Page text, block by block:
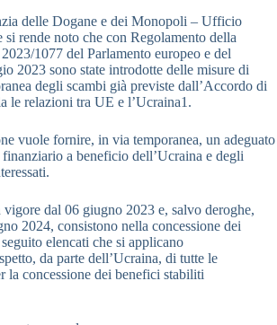
delle Dogane e dei Monopoli – Ufficio
rende noto che con Regolamento della
1077 del Parlamento europeo e del
2023 sono state introdotte delle misure di
degli scambi già previste dall’Accordo di
le relazioni tra UE e l’Ucraina1.
vuole fornire, in via temporanea, un adeguato
a beneficio dell’Ucraina e degli
dal 06 giugno 2023 e, salvo deroghe,
2024, consistono nella concessione dei
elencati che si applicano
da parte dell’Ucraina, di tutte le
la concessione dei benefici stabiliti